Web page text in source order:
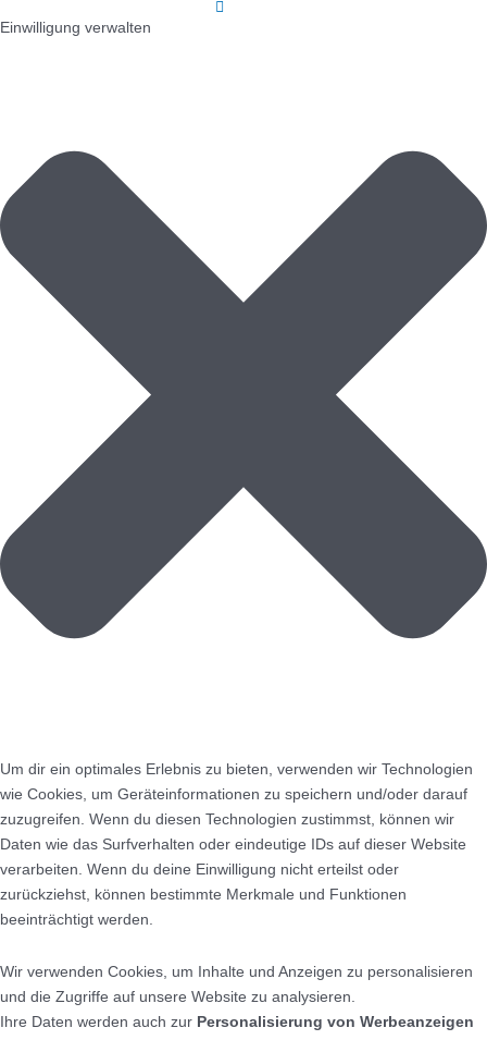
Einwilligung verwalten
Um dir ein optimales Erlebnis zu bieten, verwenden wir Technologien
wie Cookies, um Geräteinformationen zu speichern und/oder darauf
zuzugreifen. Wenn du diesen Technologien zustimmst, können wir
Daten wie das Surfverhalten oder eindeutige IDs auf dieser Website
verarbeiten. Wenn du deine Einwilligung nicht erteilst oder
zurückziehst, können bestimmte Merkmale und Funktionen
beeinträchtigt werden.
Wir verwenden Cookies, um Inhalte und Anzeigen zu personalisieren
und die Zugriffe auf unsere Website zu analysieren.
Ihre Daten werden auch zur Personalisierung von Werbeanzeigen